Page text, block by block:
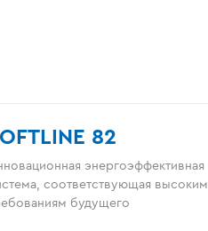
82
энергоэффективная
соответствующая высоким
будущего